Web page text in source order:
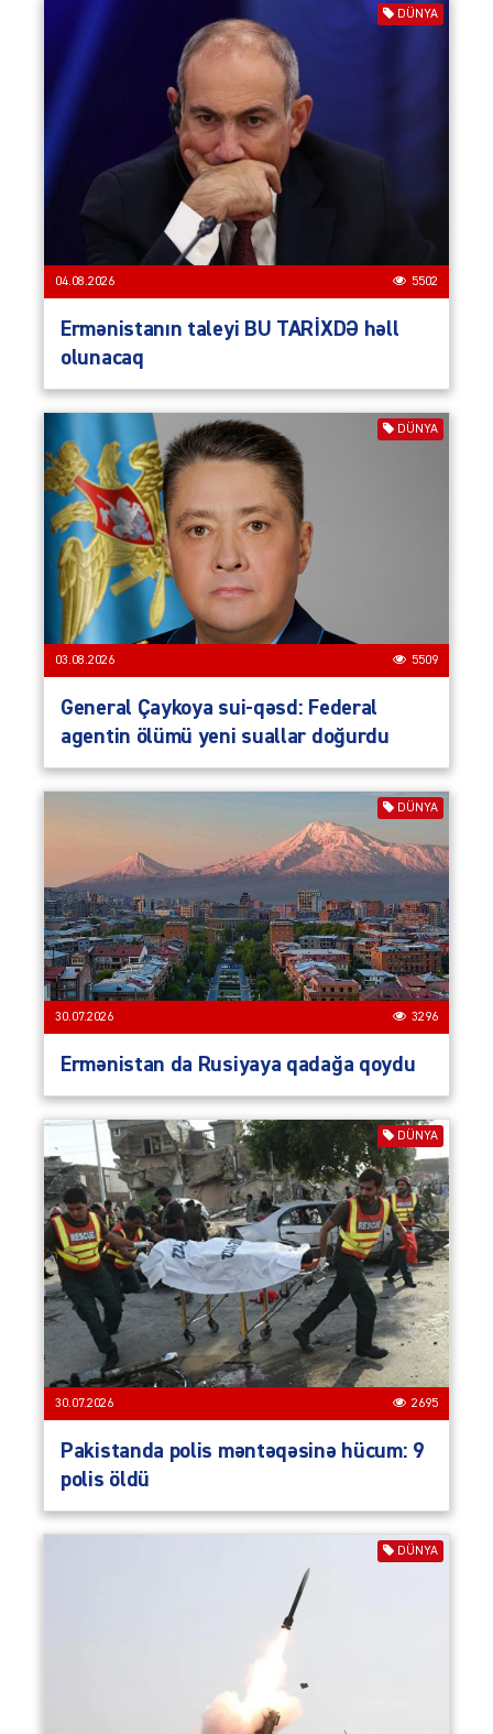
DÜNYA
04.08.2026 5502
Ermənistanın taleyi BU TARİXDƏ həll
olunacaq
DÜNYA
03.08.2026 5509
General Çaykoya sui-qəsd: Federal
agentin ölümü yeni suallar doğurdu
DÜNYA
30.07.2026 3296
Ermənistan da Rusiyaya qadağa qoydu
DÜNYA
30.07.2026 2695
Pakistanda polis məntəqəsinə hücum: 9
polis öldü
DÜNYA